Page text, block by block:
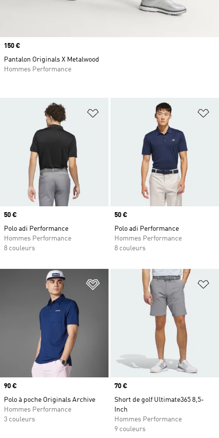
Ajouter à la Liste de produits
Prix
50 €
Polo adi Performance
Hommes Performance
8 couleurs
Prix
50 €
Polo adi Performance
Hommes Performance
8 couleurs
Ajouter à la Liste de produits
Prix
90 €
Polo à poche Originals Archive
Hommes Performance
3 couleurs
Prix
70 €
Short de golf Ultimate365 8,5-
Inch
Hommes Performance
9 couleurs
Prix
150 €
Pantalon Originals X Metalwood
Hommes Performance